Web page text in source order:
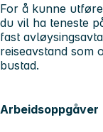
For å kunne
du vil ha teneste
fast
reiseavstand som
bustad.
Arbeidsoppgåver